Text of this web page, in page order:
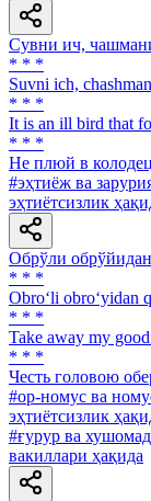
Сувни ич,
* * *
Suvni ich,
* * *
It is an ill bird that
* * *
He плюй в
#эҳтиёж ва
эҳтиётсизлик
Обрўли
* * *
Obro‘li obro‘yidan
* * *
Take away my
* * *
Честь головою
#ор-номус ва
эҳтиётсизлик
#ғурур ва
вакиллари ҳақида